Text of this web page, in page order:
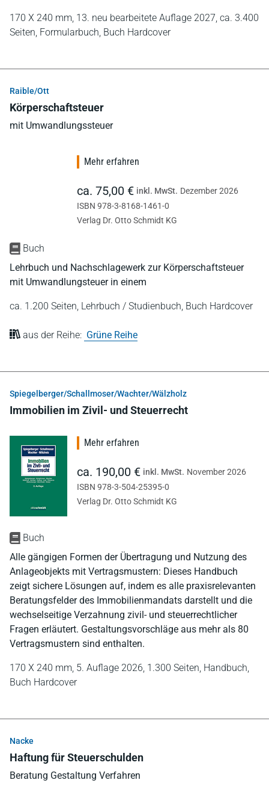
170 X 240 mm, 13. neu bearbeitete Auflage 2027, ca. 3.400
Seiten, Formularbuch, Buch Hardcover
Raible/Ott
Körperschaftsteuer
mit Umwandlungssteuer
Buch
Lehrbuch und Nachschlagewerk zur Körperschaftsteuer
mit Umwandlungsteuer in einem
ca. 1.200 Seiten, Lehrbuch / Studienbuch, Buch Hardcover
aus der Reihe: Grüne Reihe
Mehr erfahren
ca. 75,00 € inkl. MwSt. Dezember 2026
ISBN 978-3-8168-1461-0
Verlag Dr. Otto Schmidt KG
Spiegelberger/Schallmoser/Wachter/Wälzholz
Immobilien im Zivil- und Steuerrecht
Buch
Alle gängigen Formen der Übertragung und Nutzung des
Anlageobjekts mit Vertragsmustern: Dieses Handbuch
zeigt sichere Lösungen auf, indem es alle praxisrelevanten
Beratungsfelder des Immobilienmandats darstellt und die
wechselseitige Verzahnung zivil- und steuerrechtlicher
Fragen erläutert. Gestaltungsvorschläge aus mehr als 80
Vertragsmustern sind enthalten.
170 X 240 mm, 5. Auflage 2026, 1.300 Seiten, Handbuch,
Buch Hardcover
Mehr erfahren
ca. 190,00 € inkl. MwSt. November 2026
ISBN 978-3-504-25395-0
Verlag Dr. Otto Schmidt KG
Nacke
Haftung für Steuerschulden
Beratung Gestaltung Verfahren